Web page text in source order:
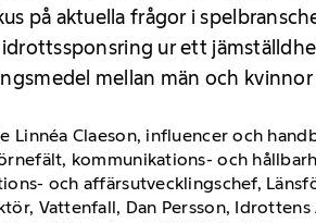
på aktuella frågor i
ur ett
mellan män och
Linnéa Claeson, influencer och
kommunikations- och
och affärsutvecklingschef,
Vattenfall, Dan Persson, Idrottens